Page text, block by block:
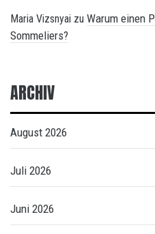
Maria Vizsnyai zu Warum einen
Sommeliers?
ARCHIV
August 2026
Juli 2026
Juni 2026